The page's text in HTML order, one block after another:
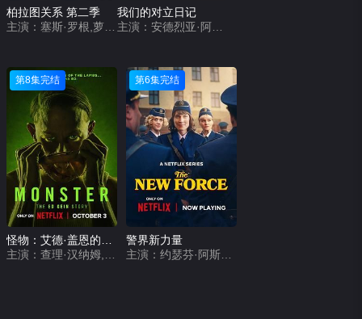
柏拉图关系 第二季
我们的对立日记
主演：安德烈亚·阿鲁,萨穆埃莱·卡里诺,Lorenzo Ciamei,Joseph Figueroa,Edoardo Miulli
第8集完结 第6集完结
警界新力量
主演：约瑟芬·阿斯普伦德,Agnes Rase,Malin Persson